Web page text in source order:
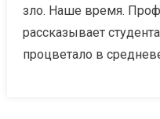
зло. Наше время.
рассказывает
процветало в